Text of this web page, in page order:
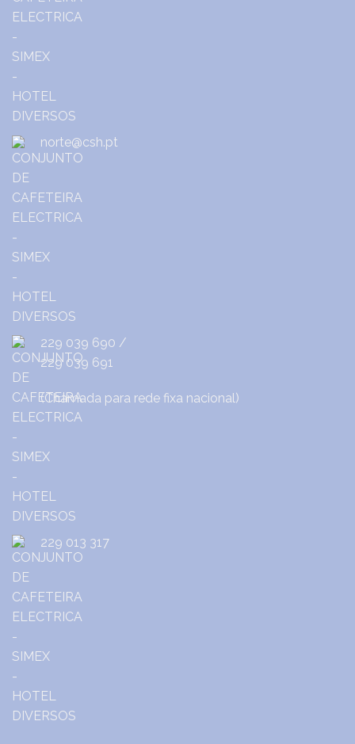
norte@csh.pt
229 039 690 /
229 039 691
(Chamada para rede fixa nacional)
229 013 317